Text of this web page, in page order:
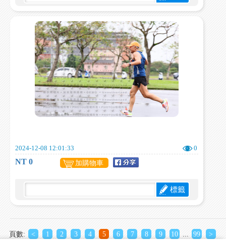
2024-12-08 12:01:33 0
NT 0 加購物車
標籤
頁數: < 1 2 3 4 5 6 7 8 9 10 99 >